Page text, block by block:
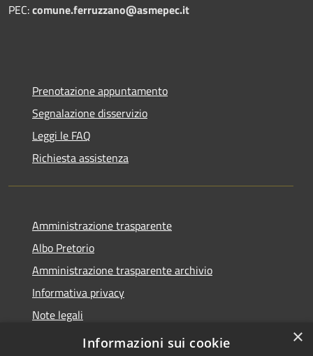
PEC:comune.ferruzzano@asmepec.it
Prenotazione appuntamento
Segnalazione disservizio
Leggi le FAQ
Richiesta assistenza
Amministrazione trasparente
Albo Pretorio
Amministrazione trasparente archivio
Informativa privacy
Note legali
Dichiarazione di accessibilità
×
Informazioni sui cookie